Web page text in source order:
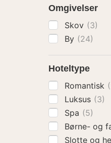
Omgivelser
Skov (3)
By (24)
Hoteltype
Romantisk
Luksus (3)
Spa (5)
Børne- og
Slotte og